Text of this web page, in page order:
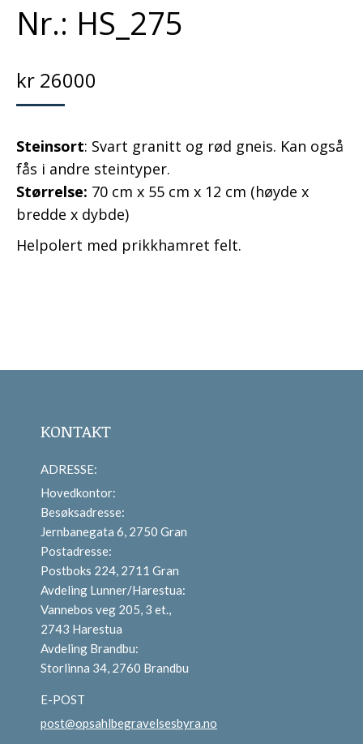
Nr.: HS_275
kr 26000
Steinsort: Svart granitt og rød gneis. Kan også
fås i andre steintyper.
Størrelse: 70 cm x 55 cm x 12 cm (høyde x
bredde x dybde)
Helpolert med prikkhamret felt.
KONTAKT
ADRESSE:
Hovedkontor:
Besøksadresse:
Jernbanegata 6, 2750 Gran
Postadresse:
Postboks 224, 2711 Gran
Avdeling Lunner/Harestua:
Vannebos veg 205, 3 et.,
2743 Harestua
Avdeling Brandbu:
Storlinna 34, 2760 Brandbu
E-POST
post@opsahlbegravelsesbyra.no